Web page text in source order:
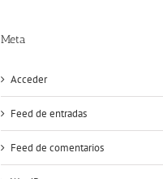
Meta
Acceder
Feed de entradas
Feed de comentarios